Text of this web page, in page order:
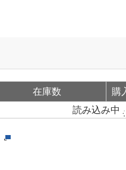
在庫数
購
読み込み中